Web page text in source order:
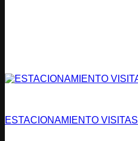
ESTACIONAMIENTO VISITAS